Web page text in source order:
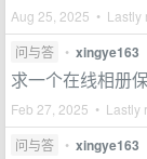
Aug 25, 2025 • Lastly
问与答 • xingye163
求一个在线相册
Feb 27, 2025 • Lastly
问与答 • xingye163